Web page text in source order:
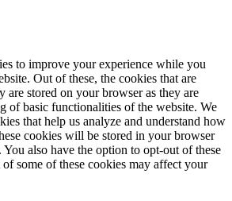
to improve your experience while you
Out of these, the cookies that are
are stored on your browser as they are
of basic functionalities of the website. We
that help us analyze and understand how
cookies will be stored in your browser
also have the option to opt-out of these
some of these cookies may affect your